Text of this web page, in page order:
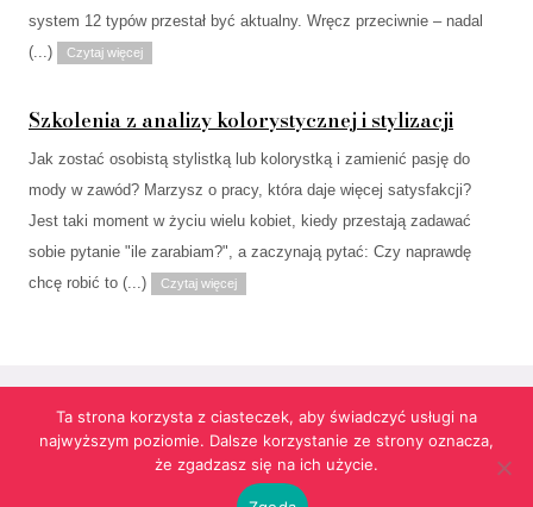
system 12 typów przestał być aktualny. Wręcz przeciwnie – nadal
(...)
Czytaj więcej
Szkolenia z analizy kolorystycznej i stylizacji
Jak zostać osobistą stylistką lub kolorystką i zamienić pasję do
mody w zawód? Marzysz o pracy, która daje więcej satysfakcji?
Jest taki moment w życiu wielu kobiet, kiedy przestają zadawać
sobie pytanie "ile zarabiam?", a zaczynają pytać: Czy naprawdę
chcę robić to (...)
Czytaj więcej
Ta strona korzysta z ciasteczek, aby świadczyć usługi na
najwyższym poziomie. Dalsze korzystanie ze strony oznacza,
że zgadzasz się na ich użycie.
Strona korzysta z informacji przechowywanych w plikach cookies w celach
funkcjonalnych oraz statystycznych.
agencja reklamowa Gliwice